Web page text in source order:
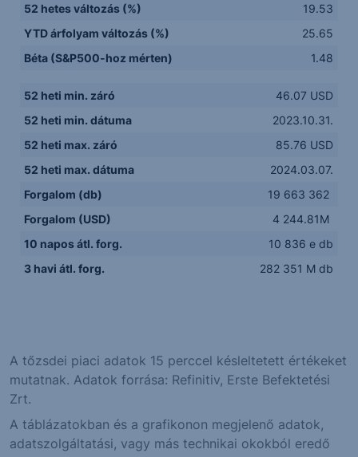
52 hetes változás (%)
19.53
YTD árfolyam változás (%)
25.65
Béta (S&P500-hoz mérten)
1.48
52 heti min. záró
46.07 USD
52 heti min. dátuma
2023.10.31.
52 heti max. záró
85.76 USD
52 heti max. dátuma
2024.03.07.
Forgalom (db)
19 663 362
Forgalom (USD)
4 244.81M
10 napos átl. forg.
10 836 e db
3 havi átl. forg.
282 351 M db
A tőzsdei piaci adatok 15 perccel késleltetett értékeket
mutatnak. Adatok forrása: Refinitiv, Erste Befektetési
Zrt.
A táblázatokban és a grafikonon megjelenő adatok,
adatszolgáltatási, vagy más technikai okokból eredő